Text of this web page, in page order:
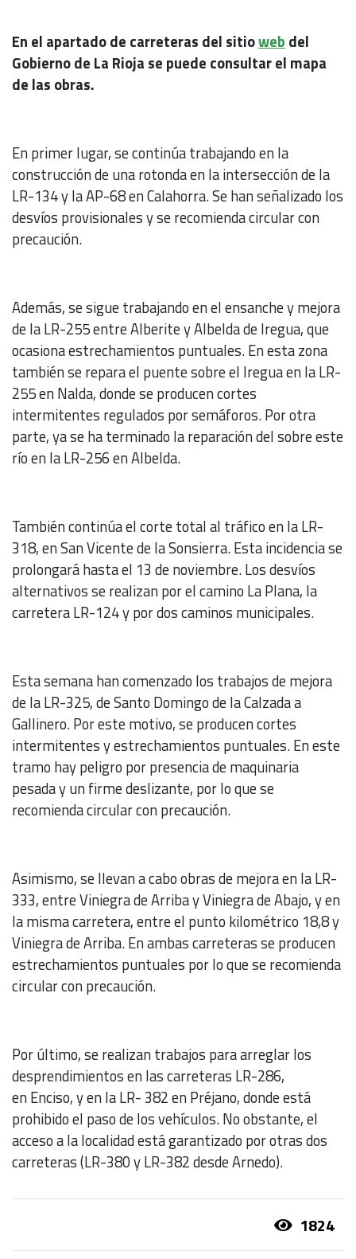
En el apartado de carreteras del sitioweb del
Gobierno de La Rioja se puede consultar el mapa
de las obras.
En primer lugar, se continúa trabajando en la
construcción de una rotonda en la intersección de la
LR-134 y la AP-68 en Calahorra. Se han señalizado los
desvíos provisionales y se recomienda circular con
precaución.
Además, se sigue trabajando en el ensanche y mejora
de la LR-255 entre Alberite y Albelda de Iregua, que
ocasiona estrechamientos puntuales. En esta zona
también se repara el puente sobre el Iregua en la LR-
255 en Nalda, donde se producen cortes
intermitentes regulados por semáforos. Por otra
parte, ya se ha terminado la reparación del sobre este
río en la LR-256 en Albelda.
También continúa el corte total al tráfico en la LR-
318, en San Vicente de la Sonsierra. Esta incidencia se
prolongará hasta el 13 de noviembre. Los desvíos
alternativos se realizan por el camino La Plana, la
carretera LR-124 y por dos caminos municipales.
Esta semana han comenzado los trabajos de mejora
de la LR-325, de Santo Domingo de la Calzada a
Gallinero. Por este motivo, se producen cortes
intermitentes y estrechamientos puntuales. En este
tramo hay peligro por presencia de maquinaria
pesada y un firme deslizante, por lo que se
recomienda circular con precaución.
Asimismo, se llevan a cabo obras de mejora en la LR-
333, entre Viniegra de Arriba y Viniegra de Abajo, y en
la misma carretera, entre el punto kilométrico 18,8 y
Viniegra de Arriba. En ambas carreteras se producen
estrechamientos puntuales por lo que se recomienda
circular con precaución.
Por último, se realizan trabajos para arreglar los
desprendimientos en las carreteras LR-286,
en Enciso, y en la LR- 382 en Préjano, donde está
prohibido el paso de los vehículos. No obstante, el
acceso a la localidad está garantizado por otras dos
carreteras (LR-380 y LR-382 desde Arnedo).
1824